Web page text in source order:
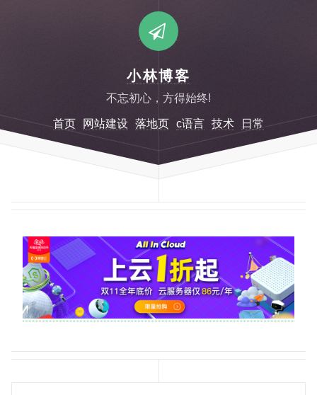
小林博客
不忘初心，方得始终!
首页 网站建设 落地页 c语言 技术 日常